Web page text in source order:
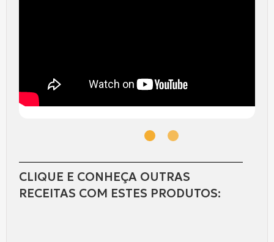
CLIQUE E CONHEÇA OUTRAS
RECEITAS COM ESTES PRODUTOS: